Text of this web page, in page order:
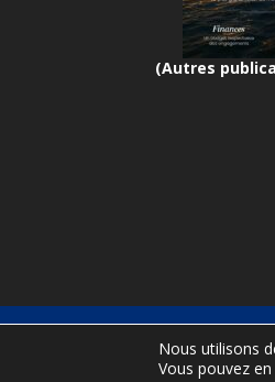
(Autres
Nous utilisons
Vous pouvez